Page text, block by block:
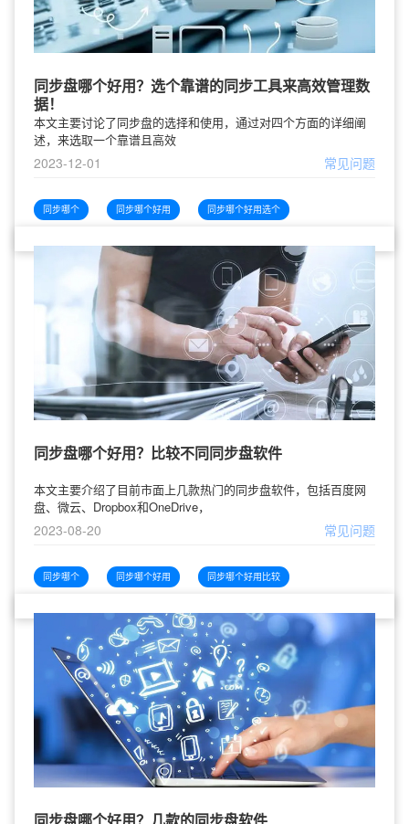
同步盘哪个好用？选个靠谱的同步工具来高效管理数
据！
本文主要讨论了同步盘的选择和使用，通过对四个方面的详细阐
述，来选取一个靠谱且高效
2023-12-01 常见问题
同步哪个 同步哪个好用 同步哪个好用选个
同步盘哪个好用？比较不同同步盘软件
本文主要介绍了目前市面上几款热门的同步盘软件，包括百度网
盘、微云、Dropbox和OneDrive，
2023-08-20 常见问题
同步哪个 同步哪个好用 同步哪个好用比较